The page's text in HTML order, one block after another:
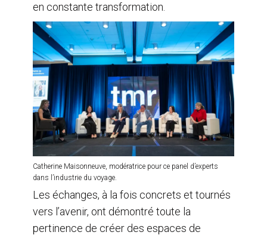
en constante transformation.
Catherine Maisonneuve, modératrice pour ce panel d’experts
dans l’industrie du voyage.
Les échanges, à la fois concrets et tournés
vers l’avenir, ont démontré toute la
pertinence de créer des espaces de